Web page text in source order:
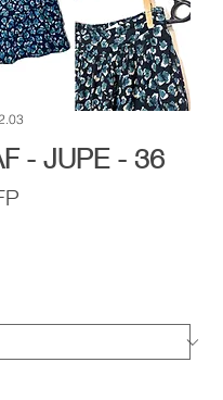
- JUPE - 36